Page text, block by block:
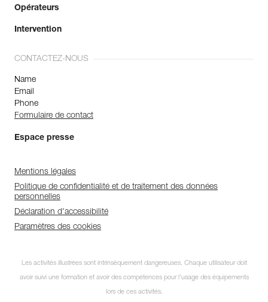
Opérateurs
Intervention
CONTACTEZ-NOUS
Name
Email
Phone
Formulaire de contact
Espace presse
Mentions légales
Politique de confidentialité et de traitement des données
personnelles
Déclaration d'accessibilité
Paramètres des cookies
Les activités illustrées sont intrinsèquement dangereuses. Chaque utilisateur doit
avoir suivi une formation et avoir des compétences pour l’usage des équipements
lors de ces activités.